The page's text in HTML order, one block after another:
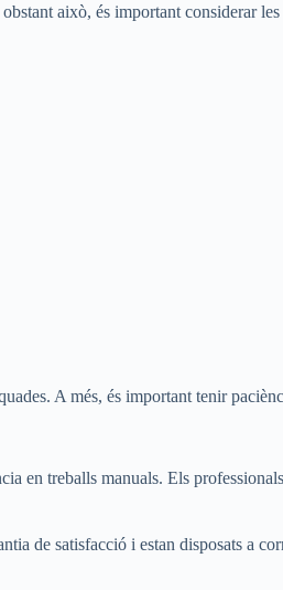
això, és important considerar
A més, és important tenir
en treballs manuals. Els
de satisfacció i estan disposats a